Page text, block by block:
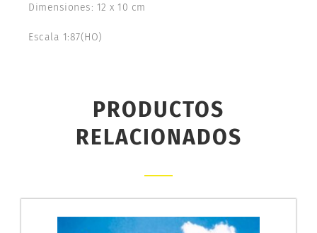
Dimensiones: 12 x 10 cm
Escala 1:87(HO)
PRODUCTOS
RELACIONADOS